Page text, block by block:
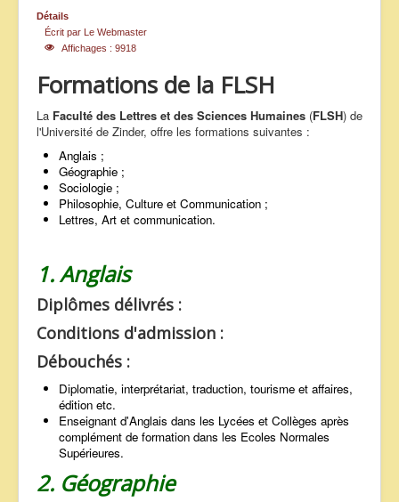
Détails
Écrit par Le Webmaster
Affichages : 9918
Formations de la FLSH
La Faculté des Lettres et des Sciences Humaines (FLSH) de
l'Université de Zinder, offre les formations suivantes :
Anglais ;
Géographie ;
Sociologie ;
Philosophie, Culture et Communication ;
Lettres, Art et communication.
1. Anglais
Diplômes délivrés :
Conditions d'admission :
Débouchés :
Diplomatie, interprétariat, traduction, tourisme et affaires,
édition etc.
Enseignant d'Anglais dans les Lycées et Collèges après
complément de formation dans les Ecoles Normales
Supérieures.
2. Géographie